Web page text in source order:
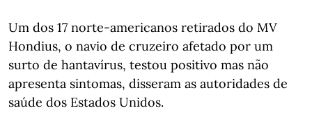
Um dos 17 norte-americanos retirados do MV
Hondius, o navio de cruzeiro afetado por um
surto de hantavírus, testou positivo mas não
apresenta sintomas, disseram as autoridades de
saúde dos Estados Unidos.